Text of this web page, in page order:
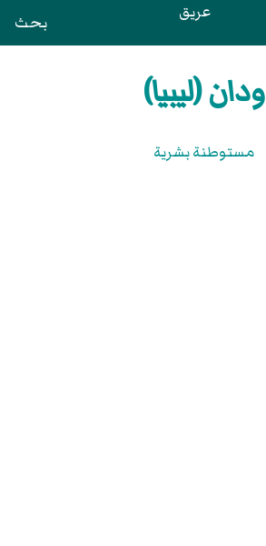
عريق بحث
ودان (ليبيا)
مستوطنة بشرية